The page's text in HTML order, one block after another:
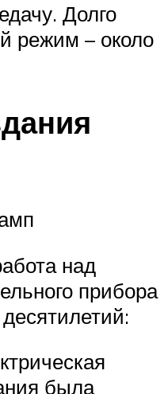
Долго
режим – около
над
прибора
была